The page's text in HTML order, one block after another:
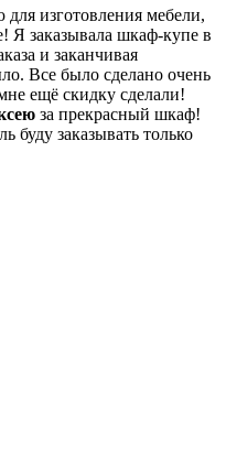
изготовления мебели,
Я заказывала шкаф-купе в
и заканчивая
Все было сделано очень
ещё скидку сделали!
за прекрасный шкаф!
буду заказывать только